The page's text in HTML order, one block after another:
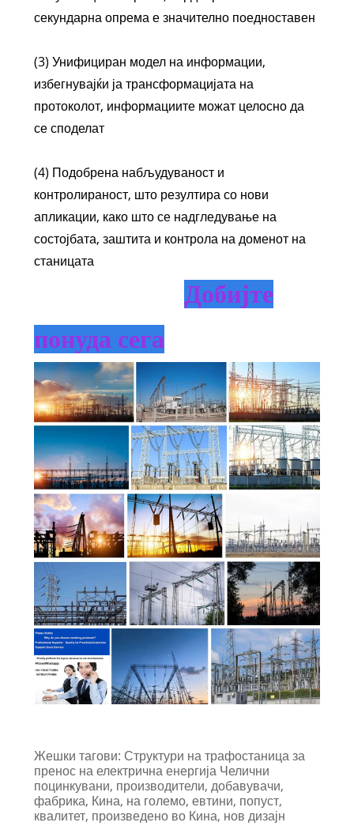
секундарна опрема е значително поедноставен
(3) Унифициран модел на информации,
избегнувајќи ја трансформацијата на
протоколот, информациите можат целосно да
се споделат
(4) Подобрена набљудуваност и
контролираност, што резултира со нови
апликации, како што се надгледување на
состојбата, заштита и контрола на доменот на
станицата
Добијте
понуда сега
Жешки тагови: Структури на трафостаница за
пренос на електрична енергија Челични
поцинкувани, производители, добавувачи,
фабрика, Кина, на големо, евтини, попуст,
квалитет, произведено во Кина, нов дизајн